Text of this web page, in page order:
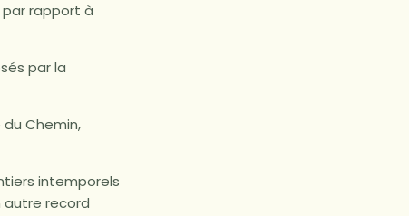
par rapport à
par la
Chemin,
intemporels
autre record